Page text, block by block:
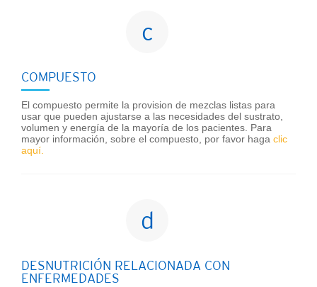
c
COMPUESTO
El compuesto permite la provision de mezclas listas para
usar que pueden ajustarse a las necesidades del sustrato,
volumen y energía de la mayoría de los pacientes. Para
mayor información, sobre el compuesto, por favor haga clic
aquí.
d
DESNUTRICIÓN RELACIONADA CON
ENFERMEDADES